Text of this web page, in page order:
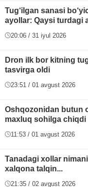
Tug‘ilgan sanasi
ayollar: Qaysi turdagi
20:06 / 31 iyul 2026
Dron ilk bor kitning
tasvirga oldi
23:51 / 01 avgust 2026
Oshqozonidan butun
maxluq sohilga chiqdi
11:53 / 01 avgust 2026
Tanadagi xollar
xalqona talqin...
21:35 / 02 avgust 2026